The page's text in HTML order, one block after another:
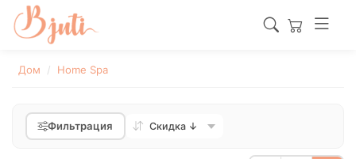
Дом Home Spa
Фильтрация